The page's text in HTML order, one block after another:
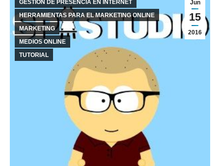
Jun
15
2016
GESTIÓN DE PRESENCIA EN INTERNET
HERRAMIENTAS PARA EL MARKETING ONLINE
MARKETING
MEDIOS ONLINE
TUTORIAL